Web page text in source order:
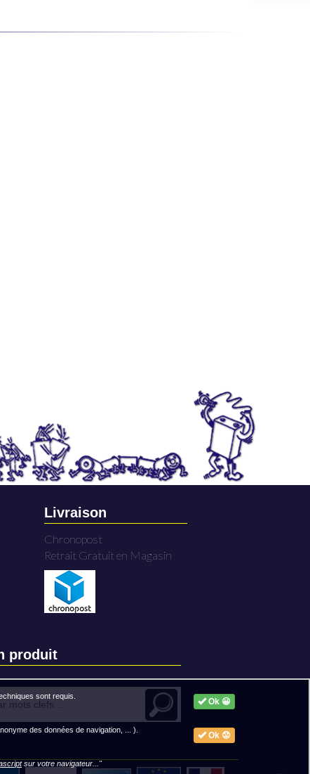
Livraison
Chronopost
Retrait Gratuit en Magasin
produit
Ok 😀
sont requis.
Ok 😟
des données de navigation, ... ).
sur votre navigateur..."